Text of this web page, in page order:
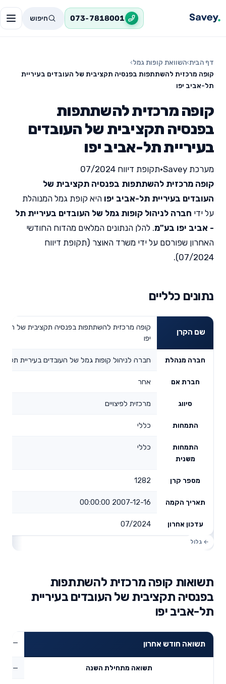
073-7818001 חיפוש
דף הבית›השוואת קופות גמל›
קופה מרכזית להשתתפות בפנסיה תקציבית של העובדים בעיריית
תל-אביב יפו
קופה מרכזית להשתתפות
בפנסיה תקציבית של העובדים
בעיריית תל-אביב יפו
מערכת Savey •תקופת דיווח 07/2024
קופה מרכזית להשתתפות בפנסיה תקציבית של
העובדים בעיריית תל-אביב יפו היא קופת גמל המנוהלת
על ידי חברה לניהול קופות גמל של העובדים בעיריית תל
- אביב יפו בע"מ. להלן הנתונים המלאים מהדוח החודשי
האחרון שפורסם על ידי משרד האוצר (תקופת דיווח
07/2024).
נתונים כלליים
שם הקרן
קופה מרכזית להשתתפות בפנסיה תקציבית של
יפו
חברה מנהלת חברה לניהול קופות גמל של העובדים בעיריית תל -
חברת אם אחר
סיווג מרכזית לפיצויים
התמחות כללי
התמחות
משנית
כללי
מספר קרן 1282
תאריך הקמה 2007-12-16 00:00:00
עדכון אחרון 07/2024
תשואות קופה מרכזית להשתתפות
בפנסיה תקציבית של העובדים בעיריית
תל-אביב יפו
תשואה חודש אחרון —
תשואה מתחילת השנה —